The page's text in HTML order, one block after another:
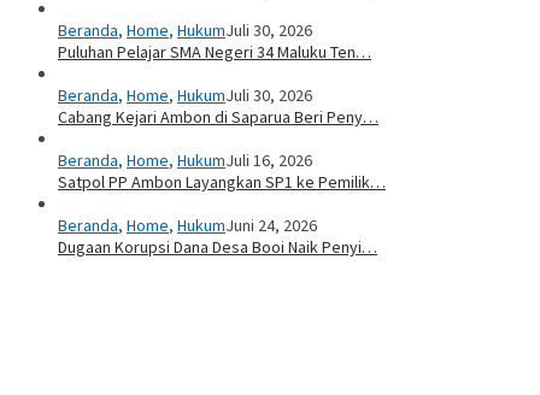
Beranda, Home, HukumJuli 30, 2026
Puluhan Pelajar SMA Negeri 34 Maluku Ten…
Beranda, Home, HukumJuli 30, 2026
Cabang Kejari Ambon di Saparua Beri Peny…
Beranda, Home, HukumJuli 16, 2026
Satpol PP Ambon Layangkan SP1 ke Pemilik…
Beranda, Home, HukumJuni 24, 2026
Dugaan Korupsi Dana Desa Booi Naik Penyi…